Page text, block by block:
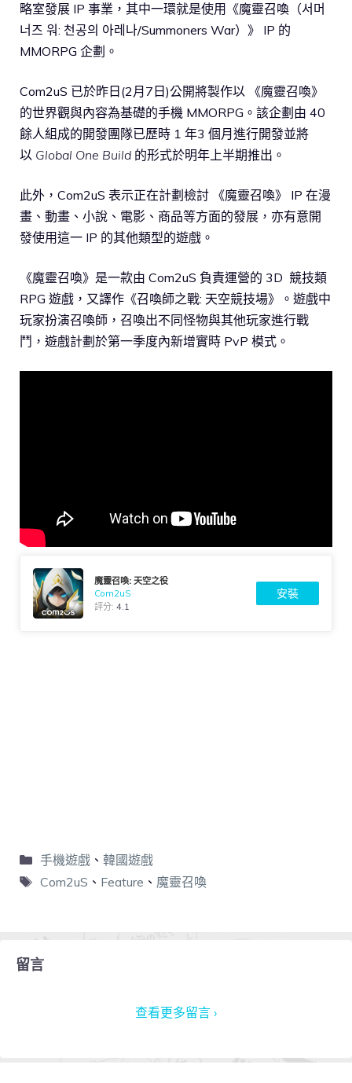
略室發展 IP 事業，其中一環就是使用《魔靈召喚（서머
너즈 워: 천공의 아레나/Summoners War）》 IP 的
MMORPG 企劃。
Com2uS 已於昨日(2月7日)公開將製作以 《魔靈召喚》
的世界觀與內容為基礎的手機 MMORPG。該企劃由 40
餘人組成的開發團隊已歷時 1 年3 個月進行開發並將
以 Global One Build 的形式於明年上半期推出。
此外，Com2uS 表示正在計劃檢討 《魔靈召喚》 IP 在漫
畫、動畫、小說、電影、商品等方面的發展，亦有意開
發使用這一 IP 的其他類型的遊戲。
《魔靈召喚》是一款由 Com2uS 負責運營的 3D 競技類
RPG 遊戲，又譯作《召喚師之戰: 天空競技場》。遊戲中
玩家扮演召喚師，召喚出不同怪物與其他玩家進行戰
鬥，遊戲計劃於第一季度內新增實時 PvP 模式。
魔靈召喚: 天空之役
Com2uS
評分:4.1
安裝
手機遊戲、 韓國遊戲
Com2uS 、 Feature 、 魔靈召喚
留言
查看更多留言 ›